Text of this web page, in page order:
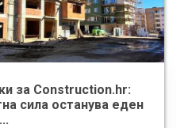
за Construction.hr:
сила останува еден